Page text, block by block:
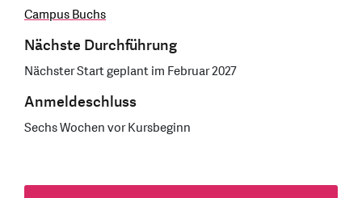
Campus Buchs
Nächste Durchführung
Nächster Start geplant im Februar 2027
Anmeldeschluss
Sechs Wochen vor Kursbeginn